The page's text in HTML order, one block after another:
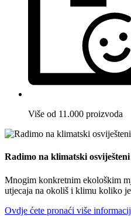
Više od 11.000 proizvoda
Radimo na klimatski
Mnogim konkretnim ekološkim
utjecaja na okoliš i klimu koliko
Ovdje ćete pronaći više